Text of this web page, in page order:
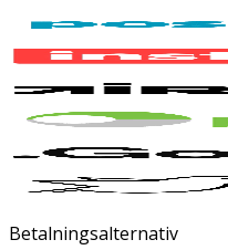
Betalningsalternativ